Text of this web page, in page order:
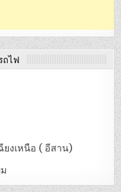
ถไฟ
ยงเหนือ ( อีสาน)